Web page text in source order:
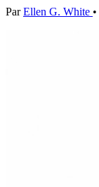
Par Ellen G. White •